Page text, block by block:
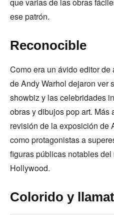
ese patrón.
Reconocible
Como era un ávido editor
de Andy Warhol dejaron ver
showbiz y las celebridades
obras y dibujos pop art. Más
revisión de la exposición de
como protagonistas a
figuras públicas notables
Hollywood.
Colorido y